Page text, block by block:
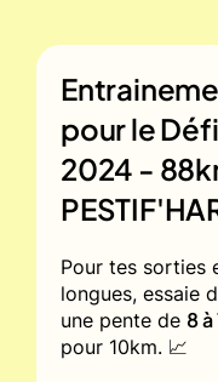
pour le
2024 -
Pour tes sorties
longues, essaie
une pente de 8
pour 10km. 📈